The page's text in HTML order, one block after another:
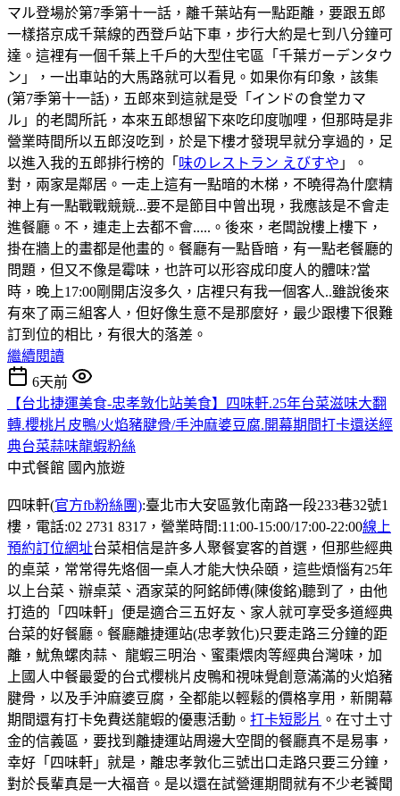
マル登場於第7季第十一話，離千葉站有一點距離，要跟五郎
一樣搭京成千葉線的西登戶站下車，步行大約是七到八分鐘可
達。這裡有一個千葉上千戶的大型住宅區「千葉ガーデンタウ
ン」，一出車站的大馬路就可以看見。如果你有印象，該集
(第7季第十一話)，五郎來到這就是受「インドの食堂カマ
ル」的老闆所託，本來五郎想留下來吃印度咖哩，但那時是非
營業時間所以五郎沒吃到，於是下樓才發現早就分享過的，足
以進入我的五郎排行榜的「 味のレストラン えびすや 」。
對，兩家是鄰居。一走上這有一點暗的木梯，不曉得為什麼精
神上有一點戰戰競競...要不是節目中曾出現，我應該是不會走
進餐廳。不，連走上去都不會.....。後來，老闆說樓上樓下，
掛在牆上的畫都是他畫的。餐廳有一點昏暗，有一點老餐廳的
問題，但又不像是霉味，也許可以形容成印度人的體味?當
時，晚上17:00剛開店沒多久，店裡只有我一個客人..雖說後來
有來了兩三組客人，但好像生意不是那麼好，最少跟樓下很難
訂到位的相比，有很大的落差。
繼續閱讀
6天前
【台北捷運美食-忠孝敦化站美食】四味軒.25年台菜滋味大翻
轉.櫻桃片皮鴨/火焰豬腱骨/手沖麻婆豆腐.開幕期間打卡還送經
典台菜蒜味龍蝦粉絲
中式餐館 國內旅遊
四味軒(官方fb粉絲團):臺北市大安區敦化南路一段233巷32號1
樓，電話:02 2731 8317，營業時間:11:00-15:00/17:00-22:00線上
預約訂位網址台菜相信是許多人聚餐宴客的首選，但那些經典
的桌菜，常常得先烙個一桌人才能大快朵頤，這些煩惱有25年
以上台菜、辦桌菜、酒家菜的阿銘師傅(陳俊銘)聽到了，由他
打造的「四味軒」便是適合三五好友、家人就可享受多道經典
台菜的好餐廳。餐廳離捷運站(忠孝敦化)只要走路三分鐘的距
離，魷魚螺肉蒜、 龍蝦三明治、蜜棗煨肉等經典台灣味，加
上國人中餐最愛的台式櫻桃片皮鴨和視味覺創意滿滿的火焰豬
腱骨，以及手沖麻婆豆腐，全都能以輕鬆的價格享用，新開幕
期間還有打卡免費送龍蝦的優惠活動。 打卡短影片 。在寸土寸
金的信義區，要找到離捷運站周邊大空間的餐廳真不是易事，
幸好「四味軒」就是，離忠孝敦化三號出口走路只要三分鐘，
對於長輩真是一大福音。是以還在試營運期間就有不少老饕聞